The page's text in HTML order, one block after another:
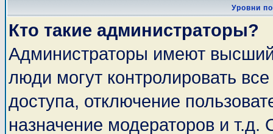
Уровни
Кто такие администраторы?
Администраторы имеют
люди могут контролировать
доступа, отключение
назначение модераторов и